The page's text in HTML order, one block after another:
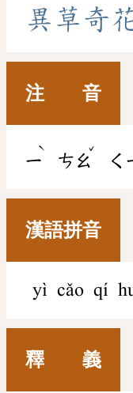
異 草奇
注 音
ㄧ
ˋ
ㄘㄠ
ˇ
ㄑ
漢語拼音
yì cǎo qí
釋 義